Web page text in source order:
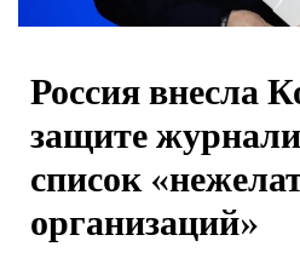
Россия внесла
защите
список
организаций»